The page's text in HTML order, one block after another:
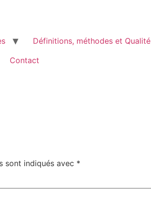
Définitions, méthodes et Qualité
Contact
sont indiqués avec *